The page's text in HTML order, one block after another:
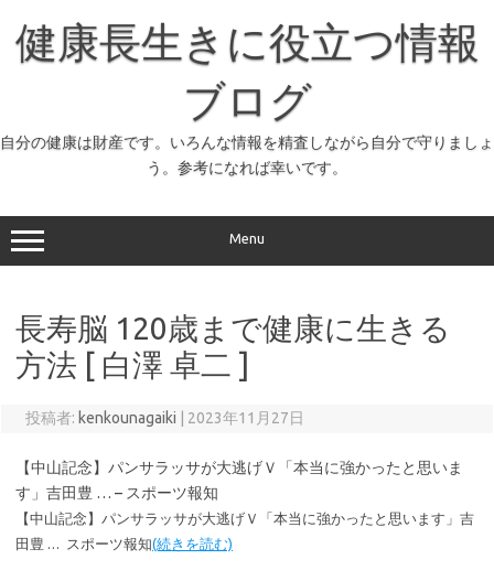
プ
健康長生きに役立つ情報
ブログ
自分の健康は財産です。いろんな情報を精査しながら自分で守りましょ
う。参考になれば幸いです。
Menu
長寿脳 120歳まで健康に生きる
方法 [ 白澤 卓二 ]
投稿者: kenkounagaiki 2023年11月27日
【中山記念】パンサラッサが大逃げＶ「本当に強かったと思いま
す」吉田豊 … – スポーツ報知
【中山記念】パンサラッサが大逃げＶ「本当に強かったと思います」吉
田豊 … スポーツ報知(続きを読む)